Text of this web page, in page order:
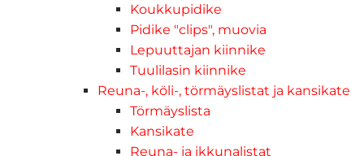
Koukkupidike
Pidike "clips", muovia
Lepuuttajan kiinnike
Tuulilasin kiinnike
Reuna-, köli-, törmäyslistat ja kansikate
Törmäyslista
Kansikate
Reuna- ja ikkunalistat